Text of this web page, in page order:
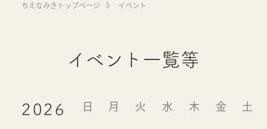
ちえなみきトップページ 》 イベント
イベント一覧等
2026 日 月 火 水 木 金 土